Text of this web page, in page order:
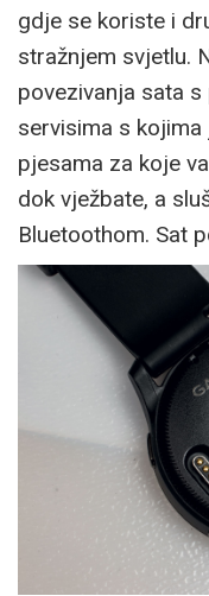
gdje se koriste i
stražnjem svjetlu.
povezivanja sata
servisima s
pjesama za koje
dok vježbate, a
Bluetoothom. Sat